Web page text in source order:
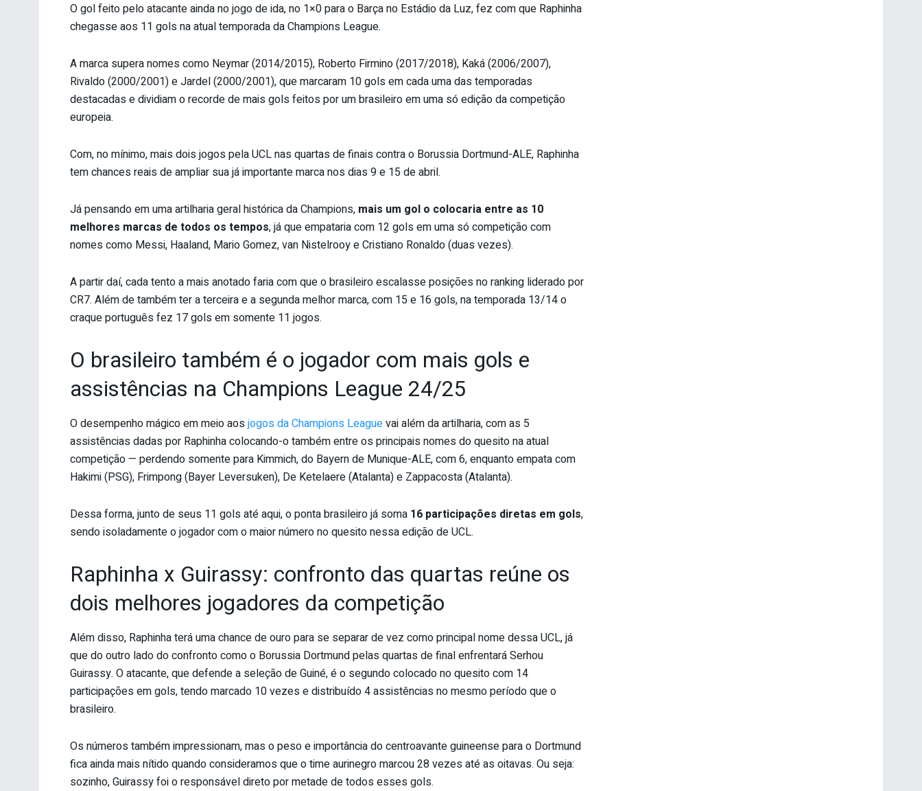
O gol feito pelo atacante ainda no jogo de ida, no 1×0 para o Barça no Estádio da Luz, fez com que Raphinha
chegasse aos 11 gols na atual temporada da Champions League.
A marca supera nomes como Neymar (2014/2015), Roberto Firmino (2017/2018), Kaká (2006/2007),
Rivaldo (2000/2001) e Jardel (2000/2001), que marcaram 10 gols em cada uma das temporadas
destacadas e dividiam o recorde de mais gols feitos por um brasileiro em uma só edição da competição
europeia.
Com, no mínimo, mais dois jogos pela UCL nas quartas de finais contra o Borussia Dortmund-ALE, Raphinha
tem chances reais de ampliar sua já importante marca nos dias 9 e 15 de abril.
Já pensando em uma artilharia geral histórica da Champions, mais um gol o colocaria entre as 10
melhores marcas de todos os tempos, já que empataria com 12 gols em uma só competição com
nomes como Messi, Haaland, Mario Gomez, van Nistelrooy e Cristiano Ronaldo (duas vezes).
A partir daí, cada tento a mais anotado faria com que o brasileiro escalasse posições no ranking liderado por
CR7. Além de também ter a terceira e a segunda melhor marca, com 15 e 16 gols, na temporada 13/14 o
craque português fez 17 gols em somente 11 jogos.
O brasileiro também é o jogador com mais gols e
assistências na Champions League 24/25
O desempenho mágico em meio aosjogos da Champions Leaguevai além da artilharia, com as 5
assistências dadas por Raphinha colocando-o também entre os principais nomes do quesito na atual
competição — perdendo somente para Kimmich, do Bayern de Munique-ALE, com 6, enquanto empata com
Hakimi (PSG), Frimpong (Bayer Leversuken), De Ketelaere (Atalanta) e Zappacosta (Atalanta).
Dessa forma, junto de seus 11 gols até aqui, o ponta brasileiro já soma 16 participações diretas em gols,
sendo isoladamente o jogador com o maior número no quesito nessa edição de UCL.
Raphinha x Guirassy: confronto das quartas reúne os
dois melhores jogadores da competição
Além disso, Raphinha terá uma chance de ouro para se separar de vez como principal nome dessa UCL, já
que do outro lado do confronto como o Borussia Dortmund pelas quartas de final enfrentará Serhou
Guirassy. O atacante, que defende a seleção de Guiné, é o segundo colocado no quesito com 14
participações em gols, tendo marcado 10 vezes e distribuído 4 assistências no mesmo período que o
brasileiro.
Os números também impressionam, mas o peso e importância do centroavante guineense para o Dortmund
fica ainda mais nítido quando consideramos que o time aurinegro marcou 28 vezes até as oitavas. Ou seja:
sozinho, Guirassy foi o responsável direto por metade de todos esses gols.